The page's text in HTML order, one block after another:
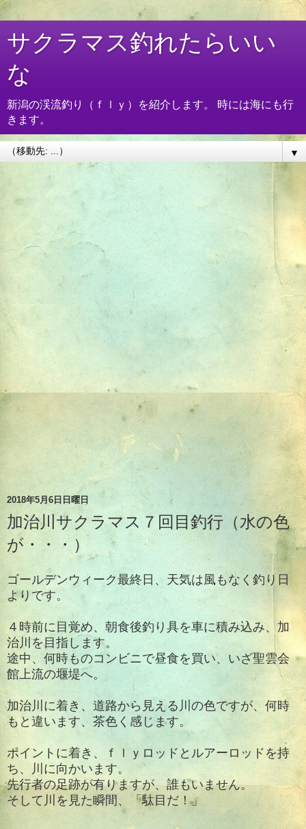
サクラマス釣れたらいい
な
新潟の渓流釣り（ｆｌｙ）を紹介します。 時には海にも行
きます。
▼
2018年5月6日日曜日
加治川サクラマス７回目釣行（水の色
が・・・）
ゴールデンウィーク最終日、天気は風もなく釣り日
よりです。
４時前に目覚め、朝食後釣り具を車に積み込み、加
治川を目指します。
途中、何時ものコンビニで昼食を買い、いざ聖雲会
館上流の堰堤へ。
加治川に着き、道路から見える川の色ですが、何時
もと違います、茶色く感じます。
ポイントに着き、ｆｌｙロッドとルアーロッドを持
ち、川に向かいます。
先行者の足跡が有りますが、誰もいません。
そして川を見た瞬間、「駄目だ！」